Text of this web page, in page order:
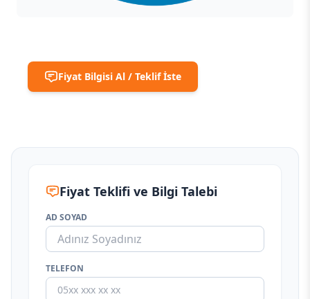
Fiyat Bilgisi Al / Teklif İste
Fiyat Teklifi ve Bilgi Talebi
AD SOYAD
TELEFON